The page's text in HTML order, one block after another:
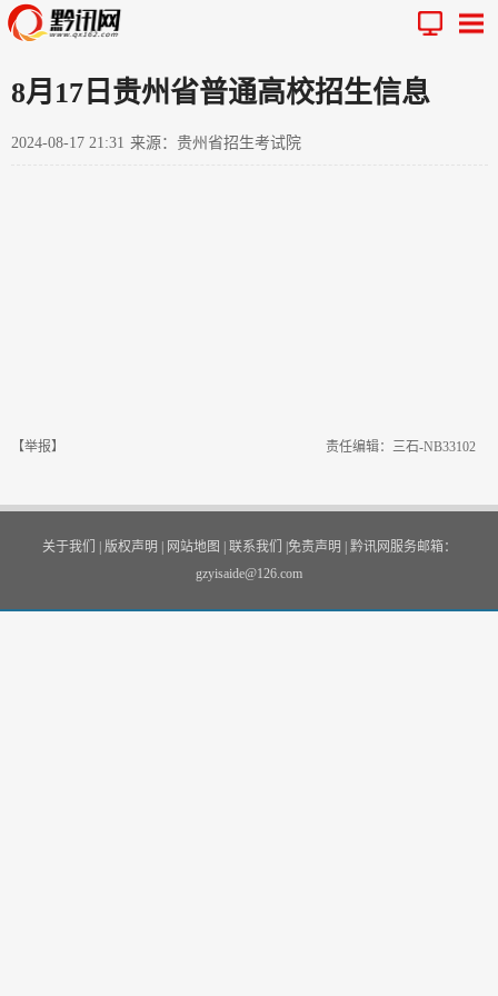
8月17日贵州省普通高校招生信息
2024-08-17 21:31 来源：贵州省招生考试院
【举报】 责任编辑：三石-NB33102
关于我们 版权声明 网站地图 联系我们 免责声明
黔讯网服务邮箱：
gzyisaide@126.com